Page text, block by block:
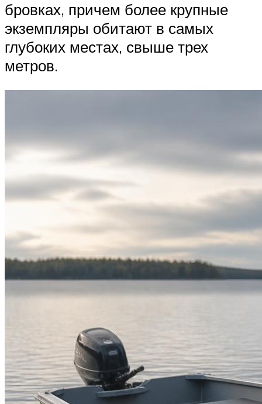
бровках, причем более крупные
экземпляры обитают в самых
глубоких местах, свыше трех
метров.